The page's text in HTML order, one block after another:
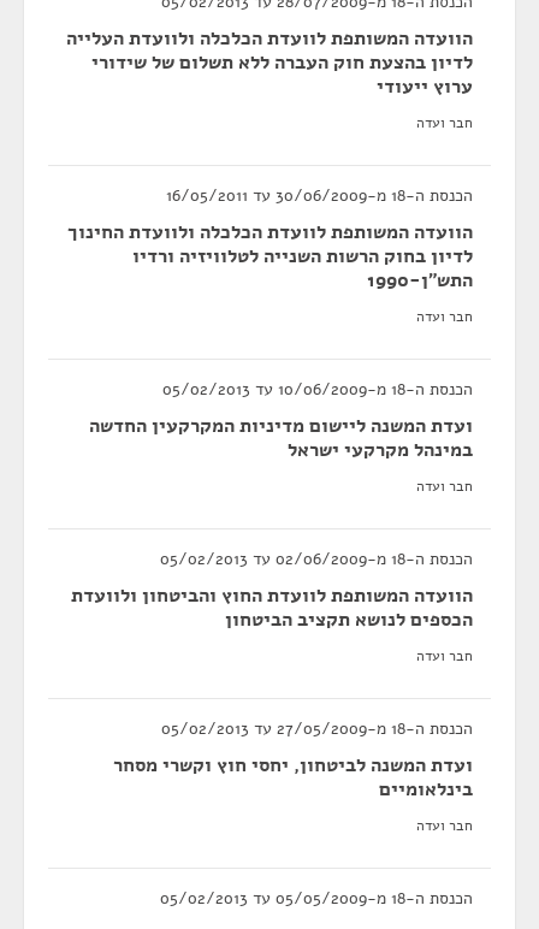
הוועדה המשותפת לוועדת הכלכלה ולוועדת העלייה
לדיון בהצעת חוק העברה ללא תשלום של שידורי
ערוץ ייעודי
חבר ועדה
הכנסת ה-18 מ-30/06/2009 עד 16/05/2011
הוועדה המשותפת לוועדת הכלכלה ולוועדת החינוך
לדיון בחוק הרשות השנייה לטלוויזיה ורדיו
התש"ן-1990
חבר ועדה
הכנסת ה-18 מ-10/06/2009 עד 05/02/2013
ועדת המשנה ליישום מדיניות המקרקעין החדשה
במינהל מקרקעי ישראל
חבר ועדה
הכנסת ה-18 מ-02/06/2009 עד 05/02/2013
הוועדה המשותפת לוועדת החוץ והביטחון ולוועדת
הכספים לנושא תקציב הביטחון
חבר ועדה
הכנסת ה-18 מ-27/05/2009 עד 05/02/2013
ועדת המשנה לביטחון, יחסי חוץ וקשרי מסחר
בינלאומיים
חבר ועדה
הכנסת ה-18 מ-05/05/2009 עד 05/02/2013